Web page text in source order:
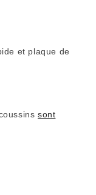
et plaque de
sont